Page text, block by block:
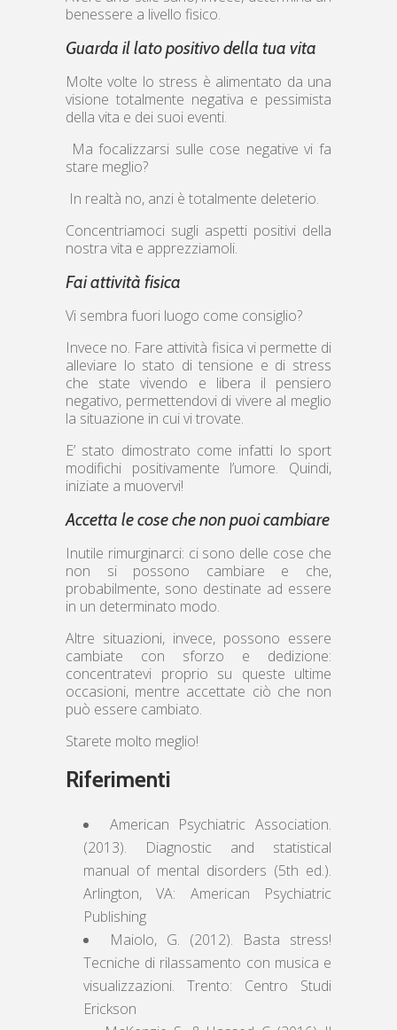
benessere a livello fisico.
Guarda il lato positivo della tua vita
Molte volte lo stress è alimentato da una
visione totalmente negativa e pessimista
della vita e dei suoi eventi.
Ma focalizzarsi sulle cose negative vi fa
stare meglio?
In realtà no, anzi è totalmente deleterio.
Concentriamoci sugli aspetti positivi della
nostra vita e apprezziamoli.
Fai attività fisica
Vi sembra fuori luogo come consiglio?
Invece no. Fare attività fisica vi permette di
alleviare lo stato di tensione e di stress
che state vivendo e libera il pensiero
negativo, permettendovi di vivere al meglio
la situazione in cui vi trovate.
E’ stato dimostrato come infatti lo sport
modifichi positivamente l’umore. Quindi,
iniziate a muovervi!
Accetta le cose che non puoi cambiare
Inutile rimurginarci: ci sono delle cose che
non si possono cambiare e che,
probabilmente, sono destinate ad essere
in un determinato modo.
Altre situazioni, invece, possono essere
cambiate con sforzo e dedizione:
concentratevi proprio su queste ultime
occasioni, mentre accettate ciò che non
può essere cambiato.
Starete molto meglio!
Riferimenti
American Psychiatric Association.
(2013). Diagnostic and statistical
manual of mental disorders (5th ed.).
Arlington, VA: American Psychiatric
Publishing
Maiolo, G. (2012). Basta stress!
Tecniche di rilassamento con musica e
visualizzazioni. Trento: Centro Studi
Erickson